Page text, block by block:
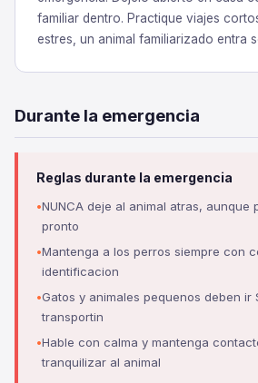
familiar dentro. Practique viajes
estres, un animal familiarizado entra
Durante la emergencia
Reglas durante la emergencia
NUNCA deje al animal atras, aunque
pronto
Mantenga a los perros siempre con
identificacion
Gatos y animales pequenos deben ir
transportin
Hable con calma y mantenga
tranquilizar al animal